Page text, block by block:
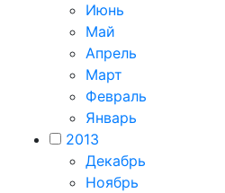
Июнь
Май
Апрель
Март
Февраль
Январь
2013
Декабрь
Ноябрь